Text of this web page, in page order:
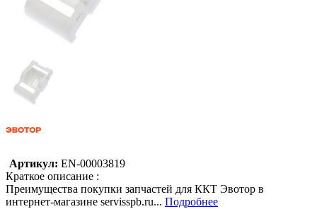
Артикул: EN-00003819
Краткое описание :
Преимущества покупки запчастей для ККТ Эвотор в
интернет-магазине servisspb.ru... Подробнее